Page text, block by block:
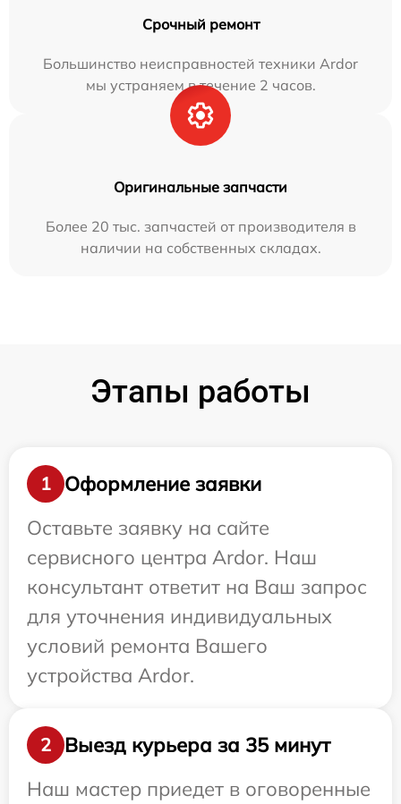
Срочный ремонт
Большинство неисправностей техники Ardor
мы устраняем в течение 2 часов.
Оригинальные запчасти
Более 20 тыс. запчастей от производителя в
наличии на собственных складах.
Этапы работы
1
Оформление заявки
Оставьте заявку на сайте
сервисного центра Ardor. Наш
консультант ответит на Ваш запрос
для уточнения индивидуальных
условий ремонта Вашего
устройства Ardor.
2
Выезд курьера за 35 минут
Наш мастер приедет в оговоренные